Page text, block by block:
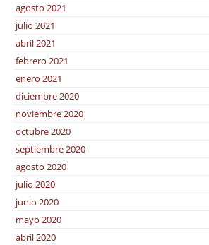
agosto 2021
julio 2021
abril 2021
febrero 2021
enero 2021
diciembre 2020
noviembre 2020
octubre 2020
septiembre 2020
agosto 2020
julio 2020
junio 2020
mayo 2020
abril 2020